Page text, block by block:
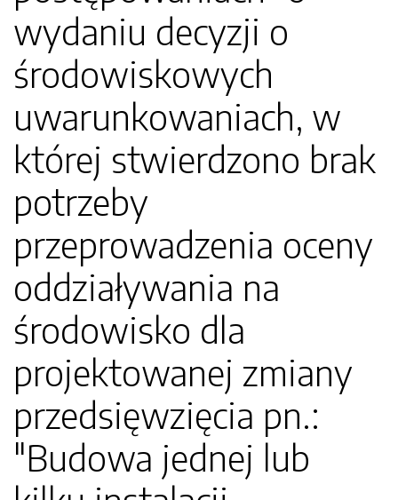
wydaniu decyzji o
środowiskowych
uwarunkowaniach, w
której stwierdzono brak
potrzeby
przeprowadzenia oceny
oddziaływania na
środowisko dla
projektowanej zmiany
przedsięwzięcia pn.:
"Budowa jednej lub